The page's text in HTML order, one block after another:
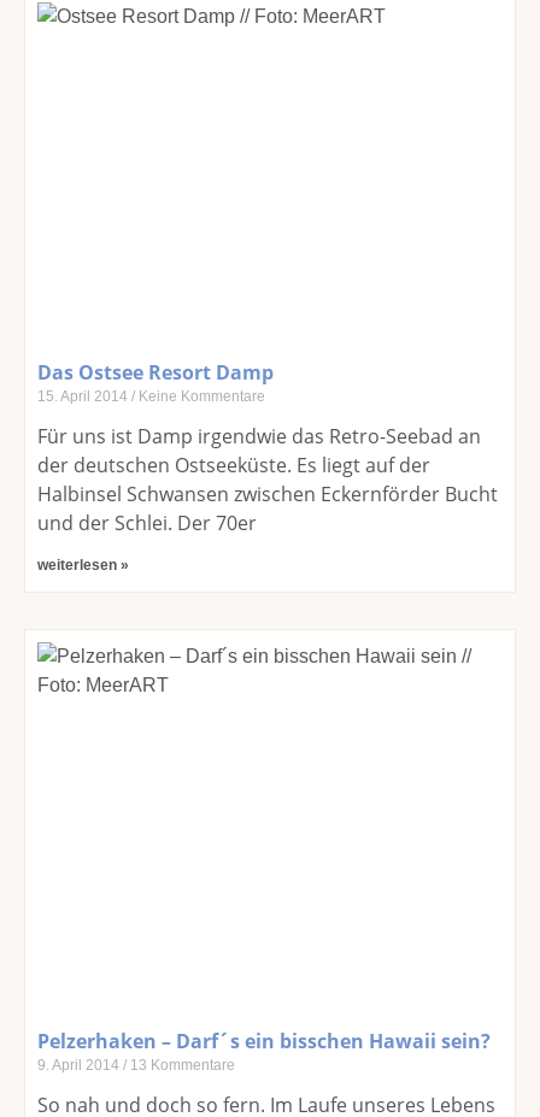
Das Ostsee Resort Damp
15. April 2014 Keine Kommentare
Für uns ist Damp irgendwie das Retro-Seebad an
der deutschen Ostseeküste. Es liegt auf der
Halbinsel Schwansen zwischen Eckernförder Bucht
und der Schlei. Der 70er
weiterlesen »
Pelzerhaken – Darf´s ein bisschen Hawaii sein?
9. April 2014 13 Kommentare
So nah und doch so fern. Im Laufe unseres Lebens